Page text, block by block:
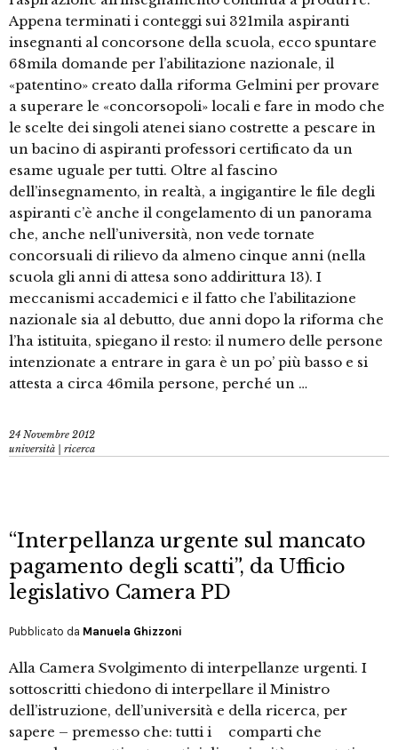
Appena terminati i conteggi sui 321mila aspiranti
insegnanti al concorsone della scuola, ecco spuntare
68mila domande per l’abilitazione nazionale, il
«patentino» creato dalla riforma Gelmini per provare
a superare le «concorsopoli» locali e fare in modo che
le scelte dei singoli atenei siano costrette a pescare in
un bacino di aspiranti professori certificato da un
esame uguale per tutti. Oltre al fascino
dell’insegnamento, in realtà, a ingigantire le file degli
aspiranti c’è anche il congelamento di un panorama
che, anche nell’università, non vede tornate
concorsuali di rilievo da almeno cinque anni (nella
scuola gli anni di attesa sono addirittura 13). I
meccanismi accademici e il fatto che l’abilitazione
nazionale sia al debutto, due anni dopo la riforma che
l’ha istituita, spiegano il resto: il numero delle persone
intenzionate a entrare in gara è un po’ più basso e si
attesta a circa 46mila persone, perché un …
24 Novembre 2012
università | ricerca
“Interpellanza urgente sul mancato
pagamento degli scatti”, da Ufficio
legislativo Camera PD
Pubblicato da Manuela Ghizzoni
Alla Camera Svolgimento di interpellanze urgenti. I
sottoscritti chiedono di interpellare il Ministro
dell’istruzione, dell’università e della ricerca, per
sapere – premesso che: tutti i comparti che